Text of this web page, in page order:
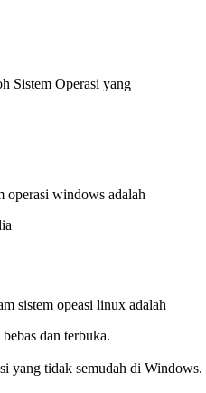
Sistem Operasi yang
operasi windows adalah
sistem opeasi linux adalah
dan terbuka.
yang tidak semudah di Windows.